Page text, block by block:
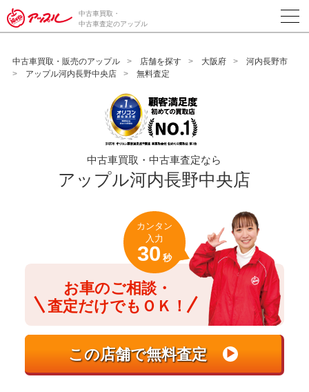
/*ABテスト_新規査定フォームの為のCVボタン*/
中古車買取・
中古車査定のアップル
中古車買取・販売のアップル 店舗を探す 大阪府
河内長野市
アップル河内長野中央店
無料査定
中古車買取・中古車査定なら
アップル河内長野中央店
お車のご相談・
査定だけでもＯＫ！
カンタン
入力
30 秒